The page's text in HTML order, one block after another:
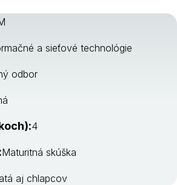
a sieťové technológie
odbor
4
Maturitná skúška
aj chlapcov